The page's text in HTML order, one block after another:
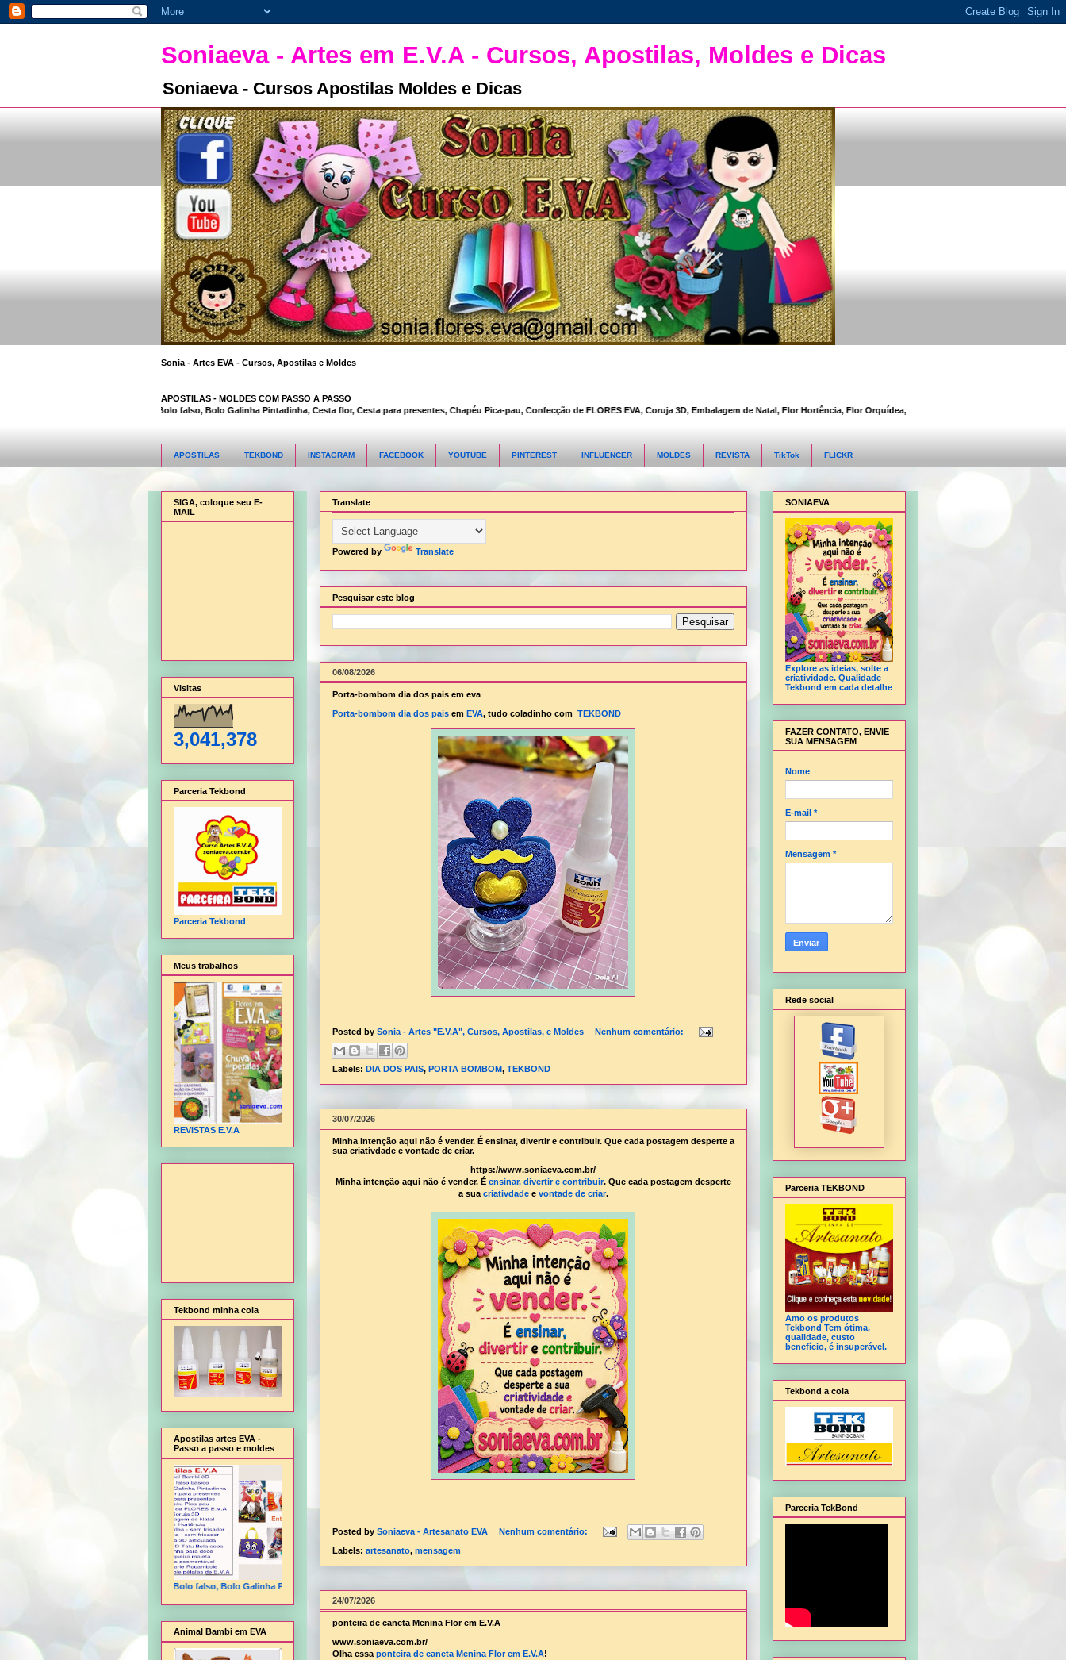
Soniaeva - Artes em E.V.A - Cursos, Apostilas, Moldes e Dicas
Soniaeva - Cursos Apostilas Moldes e Dicas
Sonia - Artes EVA - Cursos, Apostilas e Moldes
APOSTILAS - MOLDES COM PASSO A PASSO
Animal Bambi 3D, Bolo falso, Bolo Galinha Pintadinha, Cesta flor, Cesta para presentes, Chapéu Pica-pau, Confecção de FLORES EVA, Coruja 3D, Embalagem de Natal, Flor Hortência, Flor Orquídea, Flor Rosa, Fofucha 3D articulada,
APOSTILAS TEKBOND INSTAGRAM FACEBOOK YOUTUBE PINTEREST INFLUENCER MOLDES REVISTA TikTok FLICKR
Translate
Powered by Translate
Pesquisar este blog
06/08/2026
Porta-bombom dia dos pais em eva
Porta-bombom dia dos paisem EVA, tudo coladinho com TEKBOND
Posted by Sonia - Artes "E.V.A", Cursos, Apostilas, e Moldes Nenhum comentário:
Labels: DIA DOS PAIS, PORTA BOMBOM, TEKBOND
30/07/2026
Minha intenção aqui não é vender. É ensinar, divertir e contribuir. Que cada postagem desperte a
sua criativdade e vontade de criar.
https://www.soniaeva.com.br/
Minha intenção aqui não é vender. É ensinar, divertir e contribuir. Que cada postagem desperte
a sua criativdadee vontade de criar.
Posted by Soniaeva - Artesanato EVA Nenhum comentário:
Labels: artesanato, mensagem
24/07/2026
ponteira de caneta Menina Flor em E.V.A
www.soniaeva.com.br/
Olha essa ponteira de caneta Menina Flor em E.V.A!
SIGA, coloque seu E-
MAIL
Visitas
3,041,378
Parceria Tekbond
Parceria Tekbond
Meus trabalhos
REVISTAS E.V.A
Tekbond minha cola
Apostilas artes EVA -
Passo a passo e moldes
Animal Bambi 3D, Bolo falso, Bolo Galinha Pintadinha, Cesta flor, Cesta para presentes, Chapéu Pica-pau, Confecção de FLORES E.V.A, Coruja 3D, Embalagem de Natal, Flor Hortência, Flor Orquídea - sem frisador, Flor Rosa - sem
Animal Bambi em EVA
SONIAEVA
Explore as ideias, solte a
criatividade. Qualidade
Tekbond em cada detalhe
FAZER CONTATO, ENVIE
SUA MENSAGEM
Nome
E-mail *
Mensagem *
Rede social
Parceria TEKBOND
Amo os produtos
Tekbond Tem ótima,
qualidade, custo
benefício, é insuperável.
Tekbond a cola
Parceria TekBond